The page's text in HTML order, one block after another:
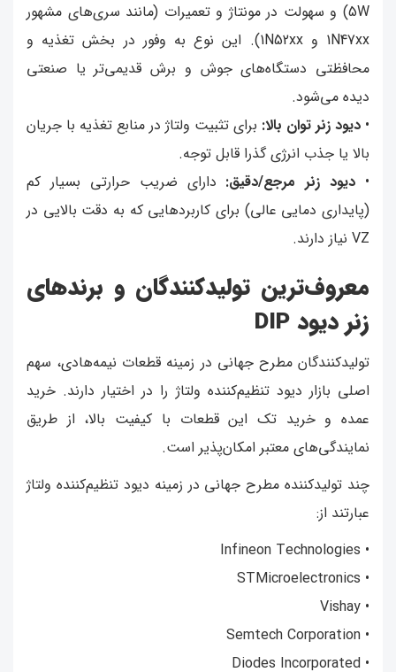
5W) و سهولت در مونتاژ و تعمیرات (مانند سری‌های مشهور
1N47xx و 1N52xx). این نوع به وفور در بخش تغذیه و
محافظتی دستگاه‌های جوش و برش قدیمی‌تر یا صنعتی
دیده می‌شود.
• دیود زنر توان بالا: برای تثبیت ولتاژ در منابع تغذیه با جریان
بالا یا جذب انرژی گذرا قابل توجه.
• دیود زنر مرجع/دقیق: دارای ضریب حرارتی بسیار کم
(پایداری دمایی عالی) برای کاربردهایی که به دقت بالایی در
VZ نیاز دارند.
معروف‌ترین تولیدکنندگان و برندهای
زنر دیود DIP
تولیدکنندگان مطرح جهانی در زمینه قطعات نیمه‌هادی، سهم
اصلی بازار دیود تنظیم‌کننده ولتاژ را در اختیار دارند. خرید
عمده و خرید تک این قطعات با کیفیت بالا، از طریق
نمایندگی‌های معتبر امکان‌پذیر است.
چند تولیدکننده مطرح جهانی در زمینه دیود تنظیم‌کننده ولتاژ
عبارتند از:
• Infineon Technologies
• STMicroelectronics
• Vishay
• Semtech Corporation
• Diodes Incorporated